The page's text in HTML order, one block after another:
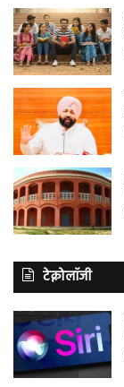
टेक्नोलॉजी